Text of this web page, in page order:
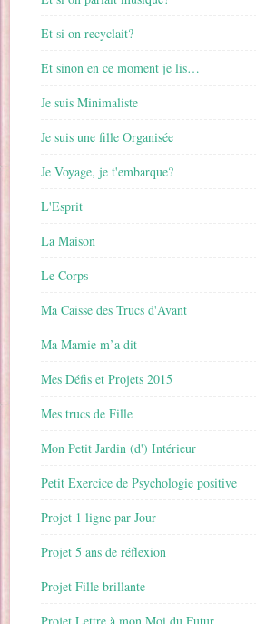
Et si on recyclait?
Et sinon en ce moment je lis…
Je suis Minimaliste
Je suis une fille Organisée
Je Voyage, je t'embarque?
L'Esprit
La Maison
Le Corps
Ma Caisse des Trucs d'Avant
Ma Mamie m’a dit
Mes Défis et Projets 2015
Mes trucs de Fille
Mon Petit Jardin (d') Intérieur
Petit Exercice de Psychologie positive
Projet 1 ligne par Jour
Projet 5 ans de réflexion
Projet Fille brillante
Projet Lettre à mon Moi du Futur